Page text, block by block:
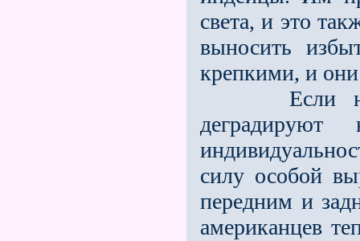
света, и это
выносить
крепкими, и они
Если
силу особой
передним и
американцев